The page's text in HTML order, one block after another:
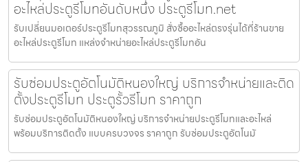
อะไหล่ประตูรีโมทอันดับหนึ่ง ประตูรีโมท.net
รับเปลี่ยนมอเตอร์ประตูรีโมทสุวรรณภูมิ สั่งซื้ออะไหล่ตรงรุ่นได้ที่ร้านขาย
อะไหล่ประตูรีโมท แหล่งจำหน่ายอะไหล่ประตูรีโมทอัน
รับซ่อมประตูอัตโนมัติหนองใหญ่ บริการจำหน่ายและติด
ตั้งประตูรีโมท ประตูรั้วรีโมท ราคาถูก
รับซ่อมประตูอัตโนมัติหนองใหญ่ บริการจำหน่ายประตูรีโมทและอะไหล่
พร้อมบริการติดตั้ง แบบครบวงจร ราคาถูก รับซ่อมประตูอัตโนมั